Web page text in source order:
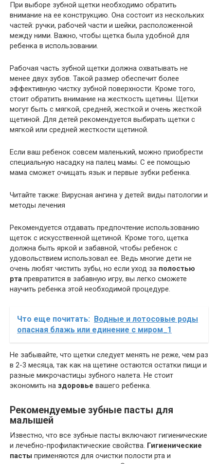
При выборе зубной щетки необходимо обратить
внимание на ее конструкцию. Она состоит из нескольких
частей: ручки, рабочей части и шейки, расположенной
между ними. Важно, чтобы щетка была удобной для
ребенка в использовании.
Рабочая часть зубной щетки должна охватывать не
менее двух зубов. Такой размер обеспечит более
эффективную чистку зубной поверхности. Кроме того,
стоит обратить внимание на жесткость щетины. Щетки
могут быть с мягкой, средней, жесткой и очень жесткой
щетиной. Для детей рекомендуется выбирать щетки с
мягкой или средней жесткости щетиной.
Если ваш ребенок совсем маленький, можно приобрести
специальную насадку на палец мамы. С ее помощью
мама сможет очищать язык и первые зубки ребенка.
Читайте также: Вирусная ангина у детей: виды патологии и
методы лечения
Рекомендуется отдавать предпочтение использованию
щеток с искусственной щетиной. Кроме того, щетка
должна быть яркой и забавной, чтобы ребенок с
удовольствием использовал ее. Ведь многие дети не
очень любят чистить зубы, но если уход за полостью
рта превратится в забавную игру, вы легко сможете
научить ребенка этой необходимой процедуре.
Что еще почитать: Водные и лотосовые роды
опасная блажь или единение с миром_1
Не забывайте, что щетки следует менять не реже, чем раз
в 2-3 месяца, так как на щетине остаются остатки пищи и
разные микрочастицы зубного налета. Не стоит
экономить на здоровье вашего ребенка.
Рекомендуемые зубные пасты для
малышей
Известно, что все зубные пасты включают гигиенические
и лечебно-профилактические свойства. Гигиенические
пасты применяются для очистки полости рта и